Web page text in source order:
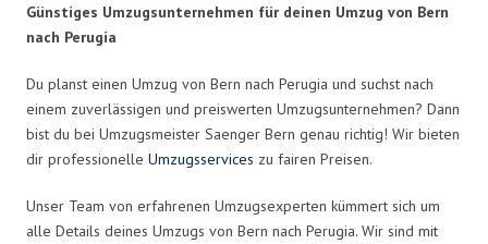
Günstiges Umzugsunternehmen für deinen Umzug von Bern
nach Perugia
Du planst einen Umzug von Bern nach Perugia und suchst nach
einem zuverlässigen und preiswerten Umzugsunternehmen? Dann
bist du bei Umzugsmeister Saenger Bern genau richtig! Wir bieten
dir professionelle Umzugsservices zu fairen Preisen.
Unser Team von erfahrenen Umzugsexperten kümmert sich um
alle Details deines Umzugs von Bern nach Perugia. Wir sind mit